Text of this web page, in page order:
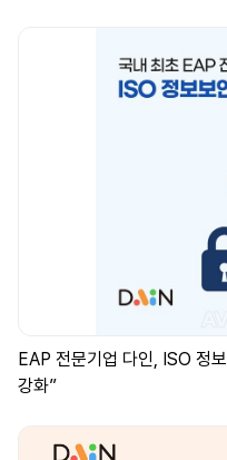
EAP 전문기업 다인, ISO 정
강화”